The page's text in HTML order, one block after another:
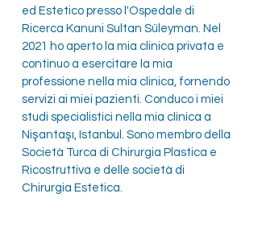
ed Estetico presso l'Ospedale di
Ricerca Kanuni Sultan Süleyman. Nel
2021 ho aperto la mia clinica privata e
continuo a esercitare la mia
professione nella mia clinica, fornendo
servizi ai miei pazienti. Conduco i miei
studi specialistici nella mia clinica a
Nişantaşı, Istanbul. Sono membro della
Società Turca di Chirurgia Plastica e
Ricostruttiva e delle società di
Chirurgia Estetica.